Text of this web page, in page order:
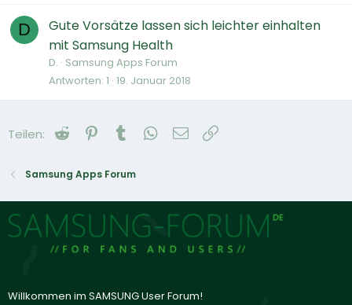
D
Gute Vorsätze lassen sich leichter einhalten
mit Samsung Health
D. Samsung Apps Forum
Antworten 1 19. Januar 2018
Teilen: Reddit Pinterest
Tumblr WhatsApp
E-Mail
Samsung Apps Forum
Willkommen im SAMSUNG User Forum!